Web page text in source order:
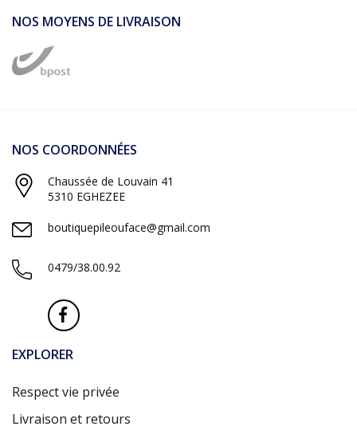
NOS MOYENS DE LIVRAISON
NOS COORDONNÉES
Chaussée de Louvain 41
5310 EGHEZEE
boutiquepileouface@gmail.com
0479/38.00.92
EXPLORER
Respect vie privée
Livraison et retours